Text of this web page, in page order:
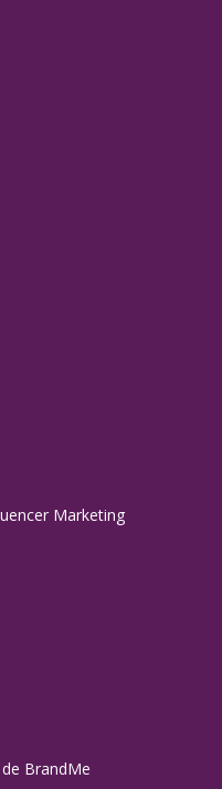
Marketing
BrandMe